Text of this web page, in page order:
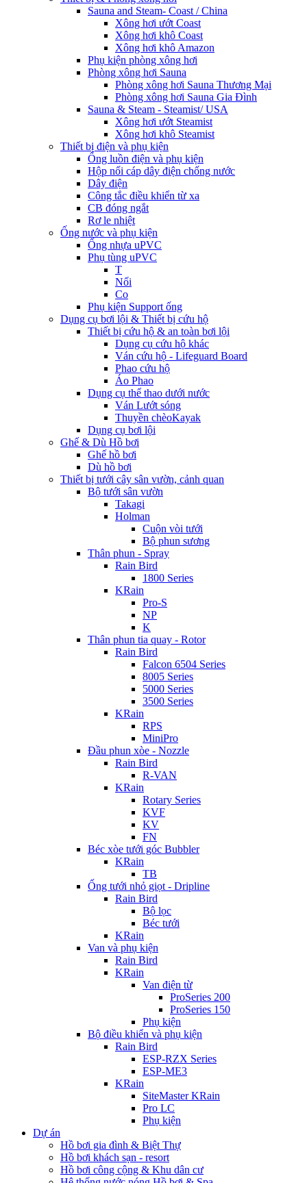
Sauna and Steam- Coast / China
Xông hơi ướt Coast
Xông hơi khô Coast
Xông hơi khô Amazon
Phụ kiện phòng xông hơi
Phòng xông hơi Sauna
Phòng xông hơi Sauna Thương Mại
Phòng xông hơi Sauna Gia Đình
Sauna & Steam - Steamist/ USA
Xông hơi ướt Steamist
Xông hơi khô Steamist
Thiết bị điện và phụ kiện
Ống luồn điện và phụ kiện
Hộp nối cáp dây điện chống nước
Dây điện
Công tắc điều khiển từ xa
CB đóng ngắt
Rơ le nhiệt
Ống nước và phụ kiện
Ống nhựa uPVC
Phụ tùng uPVC
T
Nối
Co
Phụ kiện Support ống
Dụng cụ bơi lội & Thiết bị cứu hộ
Thiết bị cứu hộ & an toàn bơi lội
Dụng cụ cứu hộ khác
Ván cứu hộ - Lifeguard Board
Phao cứu hộ
Áo Phao
Dụng cụ thể thao dưới nước
Ván Lướt sóng
Thuyền chèoKayak
Dụng cụ bơi lội
Ghế & Dù Hồ bơi
Ghế hồ bơi
Dù hồ bơi
Thiết bị tưới cây sân vườn, cảnh quan
Bộ tưới sân vườn
Takagi
Holman
Cuộn vòi tưới
Bộ phun sương
Thân phun - Spray
Rain Bird
1800 Series
KRain
Pro-S
NP
K
Thân phun tia quay - Rotor
Rain Bird
Falcon 6504 Series
8005 Series
5000 Series
3500 Series
KRain
RPS
MiniPro
Đầu phun xòe - Nozzle
Rain Bird
R-VAN
KRain
Rotary Series
KVF
KV
FN
Béc xòe tưới góc Bubbler
KRain
TB
Ống tưới nhỏ giọt - Dripline
Rain Bird
Bộ lọc
Béc tưới
KRain
Van và phụ kiện
Rain Bird
KRain
Van điện từ
ProSeries 200
ProSeries 150
Phụ kiện
Bộ điều khiển và phụ kiện
Rain Bird
ESP-RZX Series
ESP-ME3
KRain
SiteMaster KRain
Pro LC
Phụ kiện
Dự án
Hồ bơi gia đình & Biệt Thự
Hồ bơi khách sạn - resort
Hồ bơi công cộng & Khu dân cư